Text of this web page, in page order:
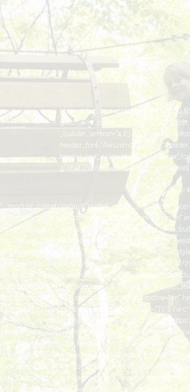
[dsm_glitch_text
glitch_one_color_one="#EC671C"
_builder_version="4.23.4"
header_font="Akronim|700||on|||||"
header_text_color="#316041"
global_colors_info="{}"][/dsm_glitch_text]
image_background_animation="zoom_in"
Battle-Archery.jpg" button_url_new_window=1
header_font_size="24px"
header_text_shadow_style="preset1"
image="https://www.acro-forez.fr/wp-content/uploads/
www.acro-forez.fr/wp-content/
header_level="h3" header_font="|700||on|||||"
gameoforez.fr/" link_option_url_new_window="on"
title="Tir à
image_popup="on"
_module_preset="default"
header_line_height="1.2em"
forez.fr/wp-content/uploads/2021/04/
www.acro-forez.fr/wp-content/
header_level="h3" header_font="|700||on|||||"